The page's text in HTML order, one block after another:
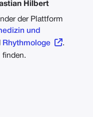
Hilbert
der Plattform
und
Rhythmologe .
finden.